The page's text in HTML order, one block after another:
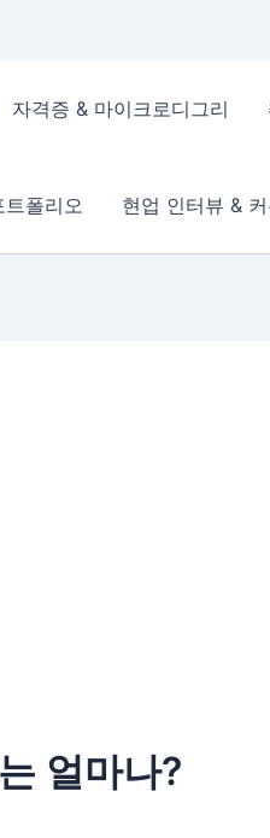
자격증 & 마이크로디그리
폴리오 현업 인터뷰 &
얼마나?